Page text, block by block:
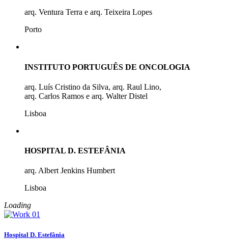
arq. Ventura Terra e arq. Teixeira Lopes
Porto
INSTITUTO PORTUGUÊS DE ONCOLOGIA
arq. Luís Cristino da Silva, arq. Raul Lino,
arq. Carlos Ramos e arq. Walter Distel
Lisboa
HOSPITAL D. ESTEFÂNIA
arq. Albert Jenkins Humbert
Lisboa
Loading
Hospital D. Estefânia